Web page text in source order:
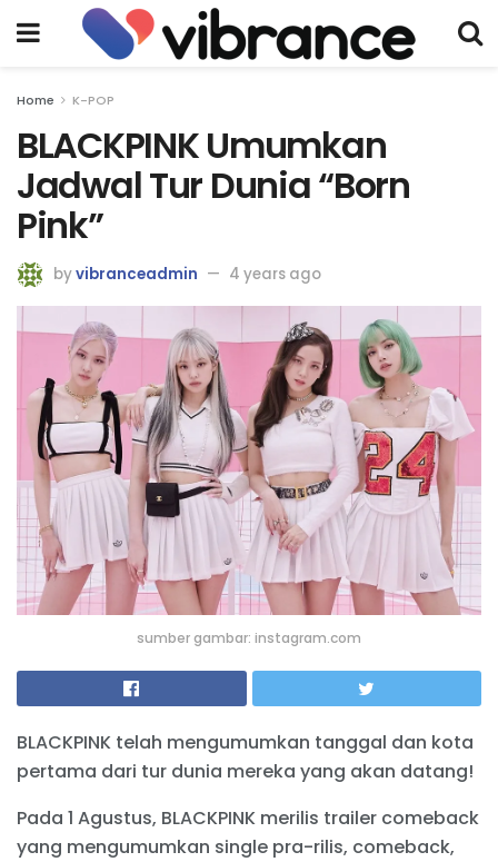
Home K-POP
BLACKPINK Umumkan
Jadwal Tur Dunia “Born
Pink”
byvibranceadmin 4 years ago
sumber gambar: instagram.com
BLACKPINK telah mengumumkan tanggal dan kota
pertama dari tur dunia mereka yang akan datang!
Pada 1 Agustus, BLACKPINK merilis trailer comeback
yang mengumumkan single pra-rilis, comeback,